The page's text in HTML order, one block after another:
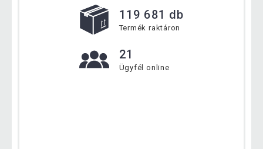
119 681 db
Termék raktáron
21
Ügyfél online